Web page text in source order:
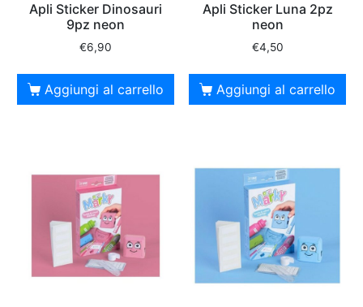
Apli Sticker Dinosauri
9pz neon
€6,90
Aggiungi al carrello
Apli Sticker Luna 2pz
neon
€4,50
Aggiungi al carrello